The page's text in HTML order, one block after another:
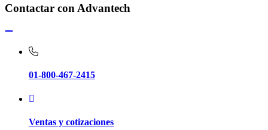
Contactar con Advantech
01-800-467-2415
Ventas y cotizaciones